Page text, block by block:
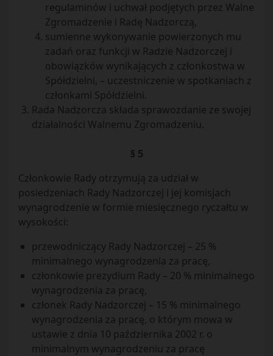
regulaminów i uchwał podjętych przez Walne
Zgromadzenie i Radę Nadzorczą,
sumienne wykonywanie powierzonych mu
zadań oraz funkcji w Radzie Nadzorczej i
obowiązków wynikających z członkostwa w
Spółdzielni, – uczestniczenie w spotkaniach z
członkami Spółdzielni.
Rada Nadzorcza składa sprawozdanie ze swojej
działalności Walnemu Zgromadzeniu.
§ 5
Członkowie Rady otrzymują za udział w
posiedzeniach Rady Nadzorczej i jej komisjach
wynagrodzenie w formie miesięcznego ryczałtu w
wysokości:
przewodniczący Rady Nadzorczej – 25 %
minimalnego wynagrodzenia za pracę,
członkowie prezydium Rady – 20 % minimalnego
wynagrodzenia za pracę,
członek Rady Nadzorczej – 15 % minimalnego
wynagrodzenia za pracę, o którym mowa w
ustawie z dnia 10 października 2002 r. o
minimalnym wynagrodzeniu za pracę